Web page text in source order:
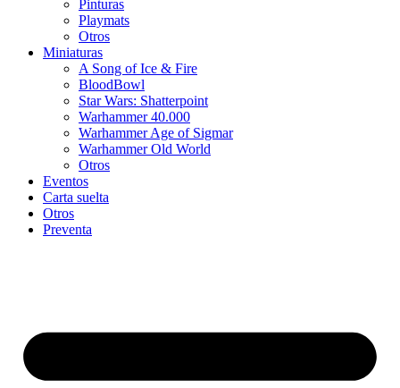
Pinturas
Playmats
Otros
Miniaturas
A Song of Ice & Fire
BloodBowl
Star Wars: Shatterpoint
Warhammer 40.000
Warhammer Age of Sigmar
Warhammer Old World
Otros
Eventos
Carta suelta
Otros
Preventa